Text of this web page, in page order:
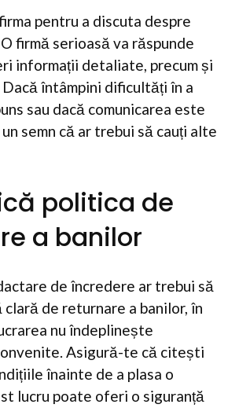
pentru a discuta despre
firmă serioasă va răspunde
informații detaliate, precum și
întâmpini dificultăți în a
sau dacă comunicarea este
semn că ar trebui să cauți alte
politica de
a banilor
de încredere ar trebui să
de returnare a banilor, în
nu îndeplinește
Asigură-te că citești
înainte de a plasa o
lucru poate oferi o siguranță